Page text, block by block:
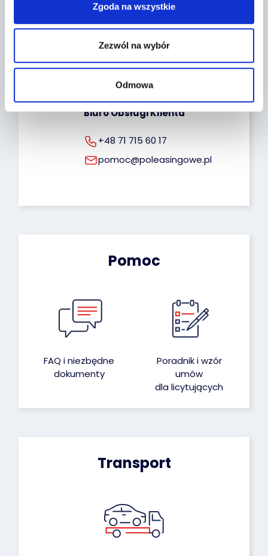
Zgoda na wszystkie
Zezwól na wybór
Odmowa
dostępu do Twoich danych, możliwość ich
poprawiania oraz uprawnienie do cofnięcia
dotyczących przetwarzania Twoich danych
rodo@poleasingowe.pl
Kontakt
Biuro Obsługi Klienta
+48 71 715 60 17
pomoc@poleasingowe.pl
Pomoc
FAQ i niezbędne
dokumenty
Poradnik i wzór
umów
dla licytujących
Transport